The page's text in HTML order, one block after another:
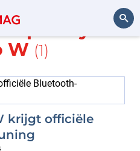
Pi
W (1)
krijgt officiële